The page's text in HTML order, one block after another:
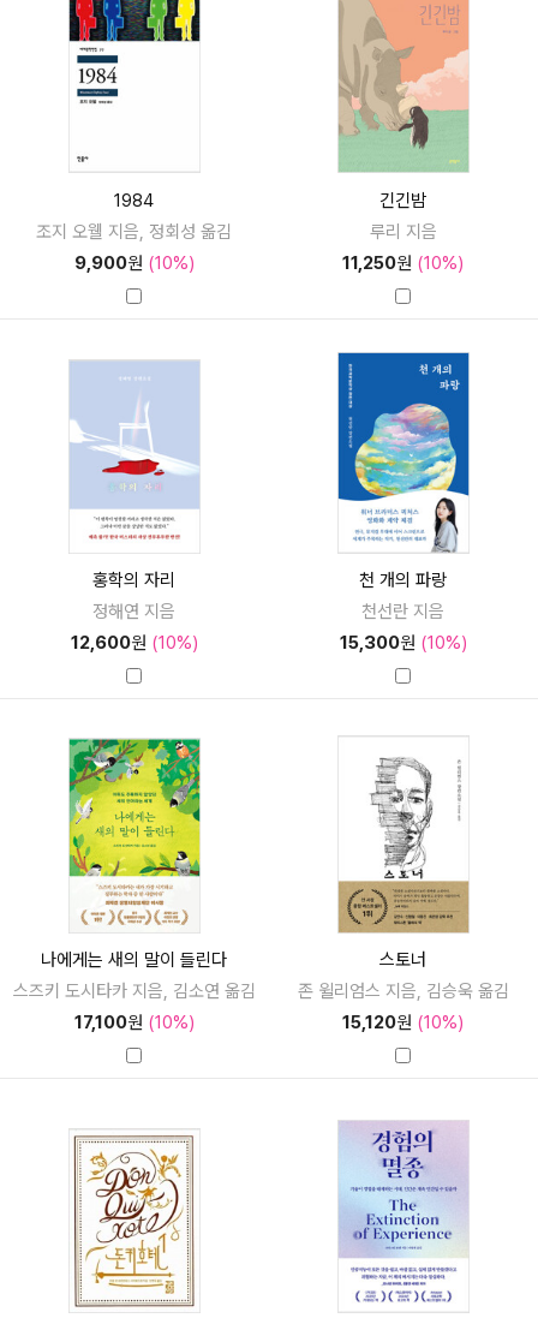
1984
조지 오웰 지음, 정회성 옮김
9,900원 (10%)
긴긴밤
루리 지음
11,250원 (10%)
홍학의 자리
정해연 지음
12,600원 (10%)
천 개의 파랑
천선란 지음
15,300원 (10%)
나에게는 새의 말이 들린다
스즈키 도시타카 지음, 김소연 옮김
17,100원 (10%)
스토너
존 윌리엄스 지음, 김승욱 옮김
15,120원 (10%)